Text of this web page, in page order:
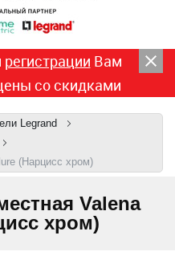
регистрации Вам
со скидками
Legrand
(Нарцисс хром)
Valena
хром)